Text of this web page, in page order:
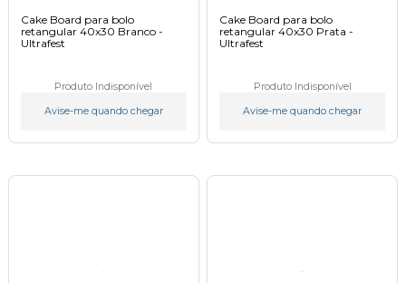
Cake Board para bolo
retangular 40x30 Branco -
Ultrafest
Produto Indisponível
Avise-me quando chegar
Cake Board para bolo
retangular 40x30 Prata -
Ultrafest
Produto Indisponível
Avise-me quando chegar